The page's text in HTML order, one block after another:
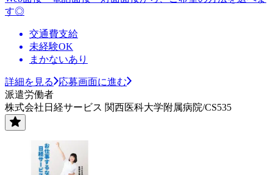
す◎
交通費支給
未経験OK
まかないあり
詳細を見る
応募画面に進む
派遣労働者
株式会社日経サービス 関西医科大学附属病院/CS535